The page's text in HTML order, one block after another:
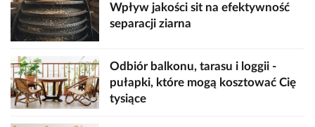
Wpływ jakości sit na efektywność
separacji ziarna
Odbiór balkonu, tarasu i loggii -
pułapki, które mogą kosztować Cię
tysiące